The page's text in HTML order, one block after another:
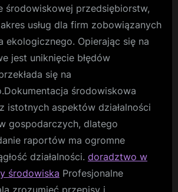
środowiskowej przedsiębiorstw,
usług dla firm zobowiązanych
ekologicznego. Opierając się na
jest uniknięcie błędów
się na
środowiskowa
istotnych aspektów działalności
gospodarczych, dlatego
raportów ma ogromne
działalności. doradztwo w
środowiska Profesjonalne